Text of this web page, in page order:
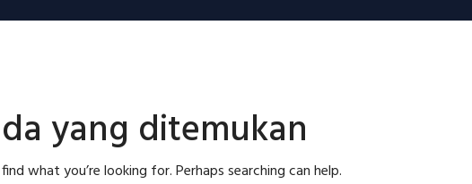
yang ditemukan
what you’re looking for. Perhaps searching can help.